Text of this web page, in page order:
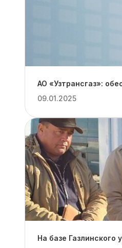
АО «Узтрансгаз»:
09.01.2025
На базе Газлинского